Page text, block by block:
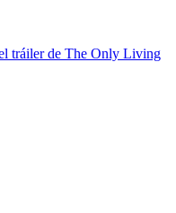
tráiler de The Only Living